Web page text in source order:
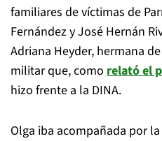
familiares de víctimas de
Fernández y José Hernán
Adriana Heyder, hermana
militar que, como relató el
hizo frente a la DINA.
Olga iba acompañada por